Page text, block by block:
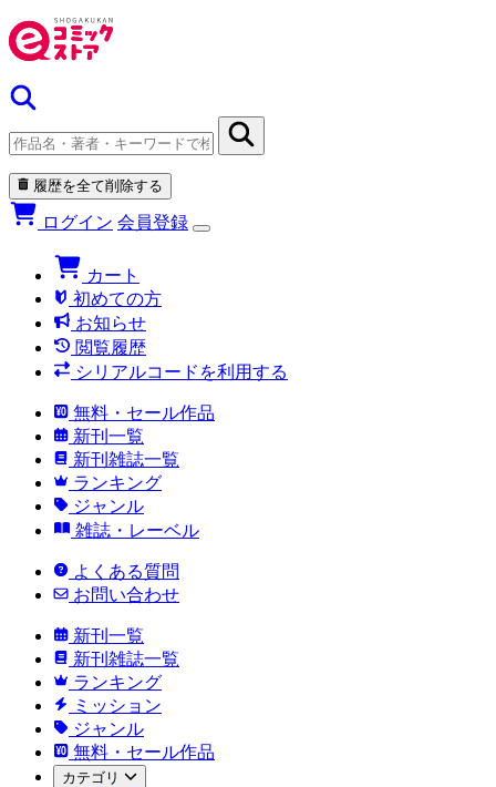
履歴を全て削除する
ログイン 会員登録
カート
初めての方
お知らせ
閲覧履歴
シリアルコードを利用する
無料・セール作品
新刊一覧
新刊雑誌一覧
ランキング
ジャンル
雑誌・レーベル
よくある質問
お問い合わせ
新刊一覧
新刊雑誌一覧
ランキング
ミッション
ジャンル
無料・セール作品
カテゴリ